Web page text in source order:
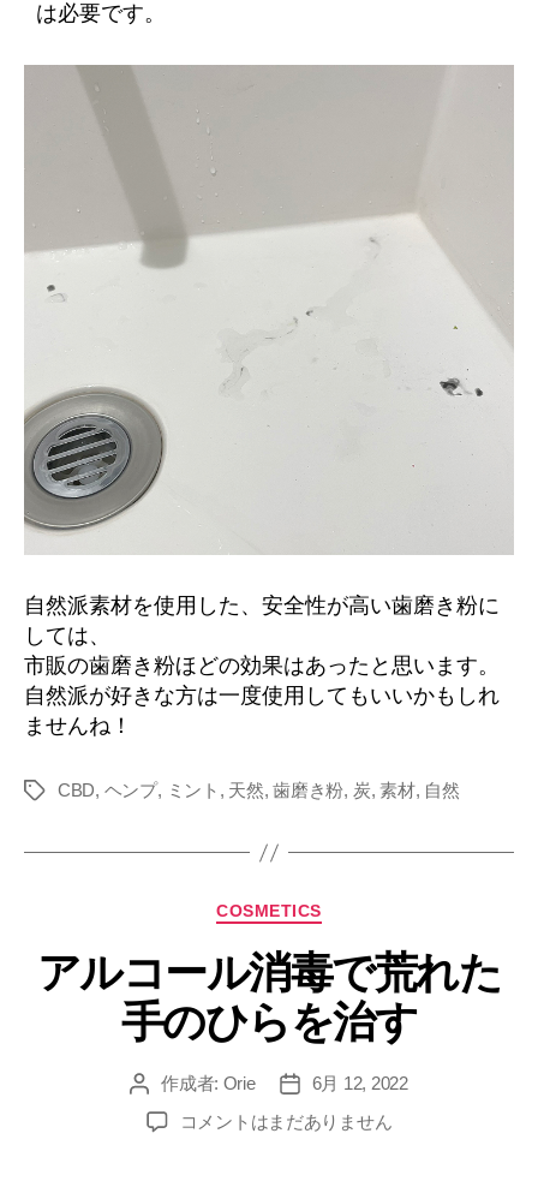
は必要です。
自然派素材を使用した、安全性が高い歯磨き粉に
しては、
市販の歯磨き粉ほどの効果はあったと思います。
自然派が好きな方は一度使用してもいいかもしれ
ませんね！
タ
CBD, ヘンプ, ミント , 天然,歯磨き粉, 炭, 素材, 自然
カ
ゴ
リ
ー
COSMETICS
アルコール消毒で荒れた
手のひらを治す
投
稿
者
作成者: Orie
投
稿
日
6月 12, 2022
ア
コメントはまだありません